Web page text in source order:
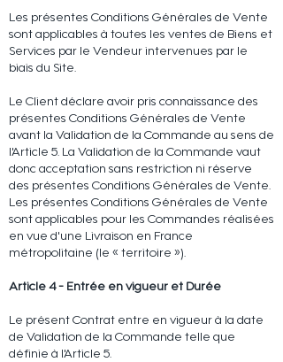
Les présentes Conditions Générales de Vente
sont applicables à toutes les ventes de Biens et
Services par le Vendeur intervenues par le
biais du Site.
Le Client déclare avoir pris connaissance des
présentes Conditions Générales de Vente
avant la Validation de la Commande au sens de
l'Article 5. La Validation de la Commande vaut
donc acceptation sans restriction ni réserve
des présentes Conditions Générales de Vente.
Les présentes Conditions Générales de Vente
sont applicables pour les Commandes réalisées
en vue d'une Livraison en France
métropolitaine (le « territoire »).
Article 4 - Entrée en vigueur et Durée
Le présent Contrat entre en vigueur à la date
de Validation de la Commande telle que
définie à l'Article 5.